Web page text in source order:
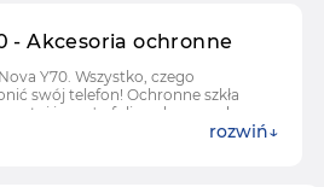
- Akcesoria ochronne
Y70. Wszystko, czego
swój telefon! Ochronne szkła
etui i case'y, folie ochronne do
rozwiń